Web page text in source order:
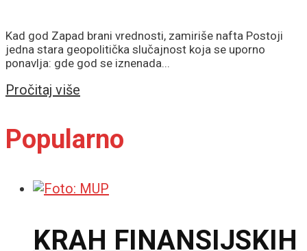
Kad god Zapad brani vrednosti, zamiriše nafta Postoji
jedna stara geopolitička slučajnost koja se uporno
ponavlja: gde god se iznenada...
Pročitaj više
Popularno
KRAH FINANSIJSKIH